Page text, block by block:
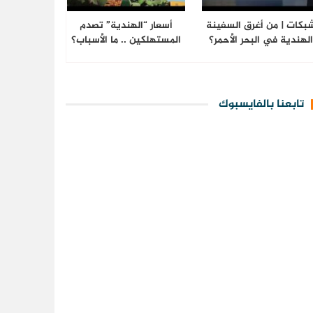
| من أغرق السفينة
الهندية في البحر الأحمر؟
أسعار “الهندية” تصدم
المستهلكين .. ما الأسباب؟
تابعنا بالفايسبوك